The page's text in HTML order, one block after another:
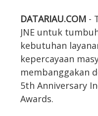
DATARIAU.COM -
JNE untuk
kebutuhan
kepercayaan
membanggakan
5th Anniversary
Awards.